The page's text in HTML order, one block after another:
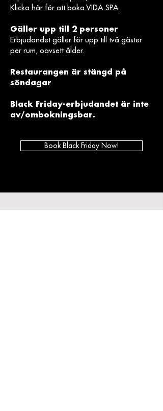
Klicka här för att boka VIDA SPA
Gäller upp till 2 personer
Erbjudandet gäller för upp till två gäster
per rum, oavsett ålder.
Restaurangen är stängd på
söndagar
Black Friday-erbjudandet är inte
av/ombokningsbar.
Book Black Friday Now!